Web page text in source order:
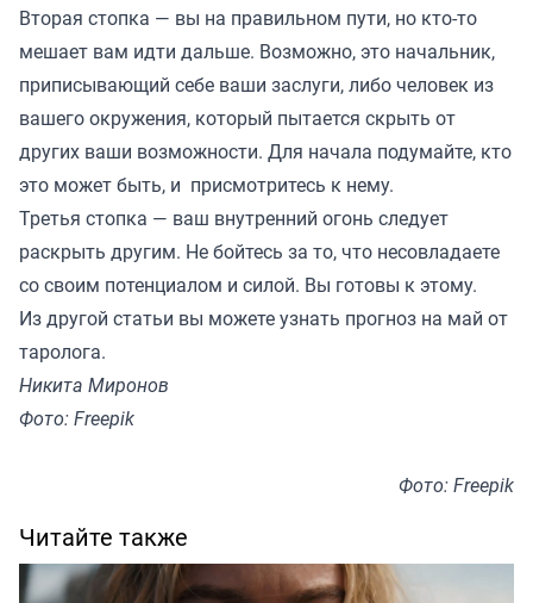
Вторая стопка — вы на правильном пути, но кто-то
мешает вам идти дальше. Возможно, это начальник,
приписывающий себе ваши заслуги, либо человек из
вашего окружения, который пытается скрыть от
других ваши возможности. Для начала подумайте, кто
это может быть, и присмотритесь к нему.
Третья стопка — ваш внутренний огонь следует
раскрыть другим. Не бойтесь за то, что несовладаете
со своим потенциалом и силой. Вы готовы к этому.
Из другой статьи вы можете узнать прогноз на май от
таролога.
Никита Миронов
Фото: Freepik
Фото: Freepik
Читайте также